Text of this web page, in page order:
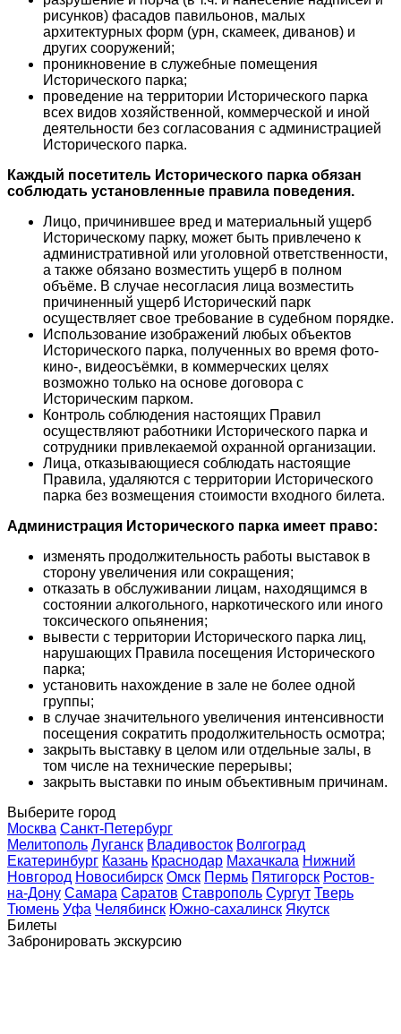
рисунков) фасадов павильонов, малых
архитектурных форм (урн, скамеек, диванов) и
других сооружений;
проникновение в служебные помещения
Исторического парка;
проведение на территории Исторического парка
всех видов хозяйственной, коммерческой и иной
деятельности без согласования с администрацией
Исторического парка.
Каждый посетитель Исторического парка обязан
соблюдать установленные правила поведения.
Лицо, причинившее вред и материальный ущерб
Историческому парку, может быть привлечено к
административной или уголовной ответственности,
а также обязано возместить ущерб в полном
объёме. В случае несогласия лица возместить
причиненный ущерб Исторический парк
осуществляет свое требование в судебном порядке.
Использование изображений любых объектов
Исторического парка, полученных во время фото-
кино-, видеосъёмки, в коммерческих целях
возможно только на основе договора с
Историческим парком.
Контроль соблюдения настоящих Правил
осуществляют работники Исторического парка и
сотрудники привлекаемой охранной организации.
Лица, отказывающиеся соблюдать настоящие
Правила, удаляются с территории Исторического
парка без возмещения стоимости входного билета.
Администрация Исторического парка имеет право:
изменять продолжительность работы выставок в
сторону увеличения или сокращения;
отказать в обслуживании лицам, находящимся в
состоянии алкогольного, наркотического или иного
токсического опьянения;
вывести с территории Исторического парка лиц,
нарушающих Правила посещения Исторического
парка;
установить нахождение в зале не более одной
группы;
в случае значительного увеличения интенсивности
посещения сократить продолжительность осмотра;
закрыть выставку в целом или отдельные залы, в
том числе на технические перерывы;
закрыть выставки по иным объективным причинам.
Выберите город
Москва Санкт-Петербург
Мелитополь Луганск Владивосток Волгоград
Екатеринбург Казань Краснодар Махачкала Нижний
Новгород Новосибирск Омск Пермь Пятигорск Ростов-
на-Дону Самара Саратов Ставрополь Сургут Тверь
Тюмень Уфа Челябинск Южно-сахалинск Якутск
Билеты
Забронировать экскурсию